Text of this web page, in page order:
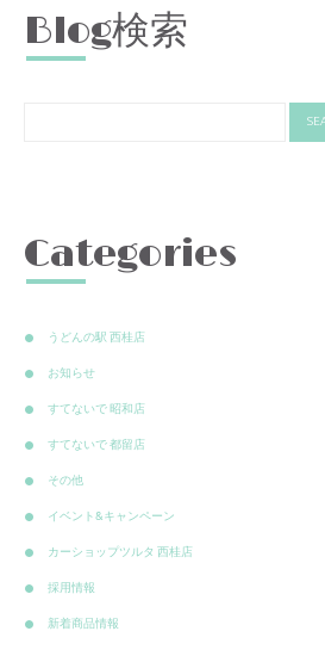
Blog検索
Categories
うどんの駅 西桂店
お知らせ
すてないで 昭和店
すてないで 都留店
その他
イベント&キャンペーン
カーショップツルタ 西桂店
採用情報
新着商品情報